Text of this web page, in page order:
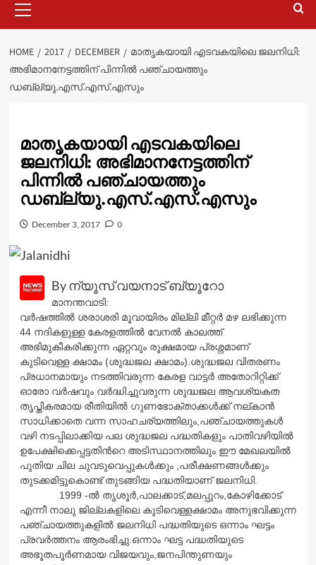
Menu
HOME 2017 DECEMBER
മാതൃകയായി എടവകയിലെ ജലനിധി:
അഭിമാനനേട്ടത്തിന് പിന്നിൽ പഞ്ചായത്തും
ഡബ്ല്യു.എസ്.എസ്.എസും
മാതൃകയായി എടവകയിലെ
ജലനിധി: അഭിമാനനേട്ടത്തിന്
പിന്നിൽ പഞ്ചായത്തും
ഡബ്ല്യു.എസ്.എസ്.എസും
December 3, 2017 0
By ന്യൂസ് വയനാട് ബ്യൂറോ
മാനന്തവാടി:
വര്‍ഷത്തില്‍ ശരാശരി മൂവായിരം മില്ലി മീറ്റര്‍ മഴ ലഭിക്കുന്ന
44 നദികളുള്ള കേരളത്തില്‍ വേനല്‍ കാലത്ത്
അഭിമുകീകരിക്കുന്ന ഏറ്റവും രൂക്ഷമായ പ്രശ്നമാണ്
കുടിവെള്ള ക്ഷാമം (ശുദ്ധജല ക്ഷാമം).ശുദ്ധജല വിതരണം
പ്രധാനമായും നടത്തിവരുന്ന കേരള വാട്ടര്‍ അതോറിറ്റിക്ക്
ഓരോ വര്‍ഷവും വര്‍ദ്ധിച്ചുവരുന്ന ശുദ്ധജല ആവശ്യകത
തൃപ്തികരമായ രീതിയില്‍ ഗുണഭോക്താക്കള്‍ക്ക് നല്കാന്‍
സാധിക്കാതെ വന്ന സാഹചര്യത്തിലും,പഞ്ചായത്തുകള്‍
വഴി നടപ്പിലാക്കിയ പല ശുദ്ധജല പദ്ധതികളും പാതിവഴിയില്‍
ഉപേക്ഷിക്കെപ്പട്ടതിന്‍റെ അടിസ്ഥാനത്തിലും ഈ മേഖലയില്‍
പുതിയ ചില ചുവടുവെപ്പുകള്‍ക്കും ,പരീക്ഷണങ്ങള്‍ക്കും
തുടക്കമിട്ടുകൊണ്ട് തുടങ്ങിയ പദ്ധതിയാണ് ജലനിധി.
1999 -ല്‍ തൃശൂര്‍,പാലക്കാട്,മലപ്പുറം,കോഴിക്കോട്
എന്നീ നാലു ജില്ലകളിലെ കുടിവെള്ളക്ഷാമം അനുഭവിക്കുന്ന
പഞ്ചായത്തുകളില്‍ ജലനിധി പദ്ധതിയുടെ ഒന്നാം ഘട്ടം
പ്രവര്‍ത്തനം ആരംഭിച്ചു.ഒന്നാം ഘട്ട പദ്ധതിയുടെ
അഭൂതപൂര്‍ണമായ വിജയവും,ജനപിന്തുണയും